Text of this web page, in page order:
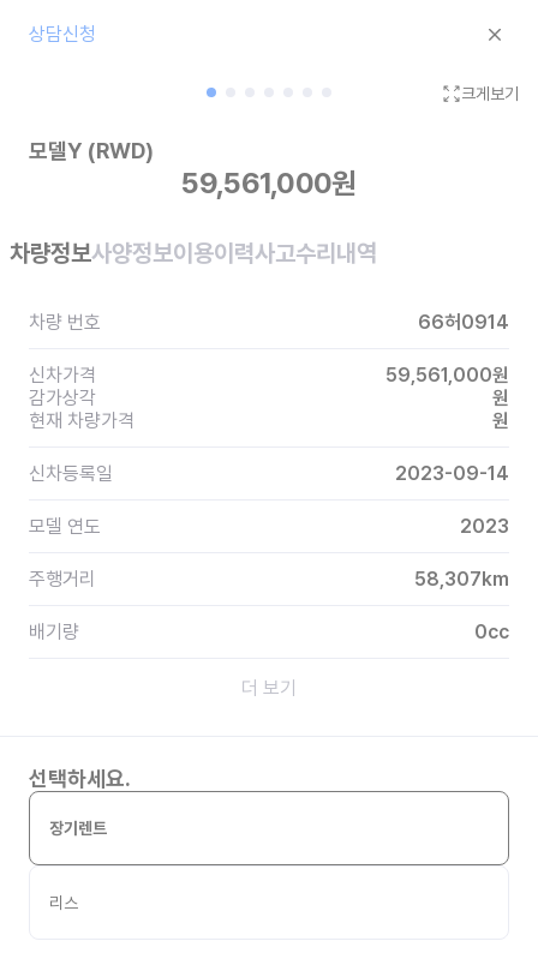
상담신청
크게보기
모델Y (RWD)
59,561,000원
차량정보사양정보이용이력사고수리내역
차량 번호 66허0914
신차가격 59,561,000원
감가상각
원
현재 차량가격
원
신차등록일 2023-09-14
모델 연도 2023
주행거리 58,307km
배기량 0cc
더 보기
선택하세요.
장기렌트
리스